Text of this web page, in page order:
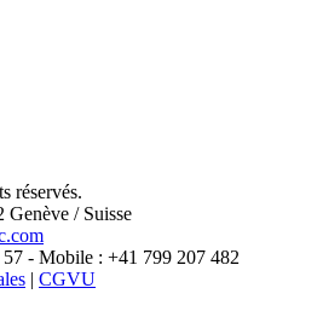
X
réservés.
Genève / Suisse
- Mobile : +41 799 207 482
| CGVU